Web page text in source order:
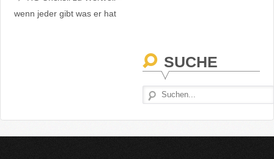
wenn jeder gibt was er hat
SUCHE